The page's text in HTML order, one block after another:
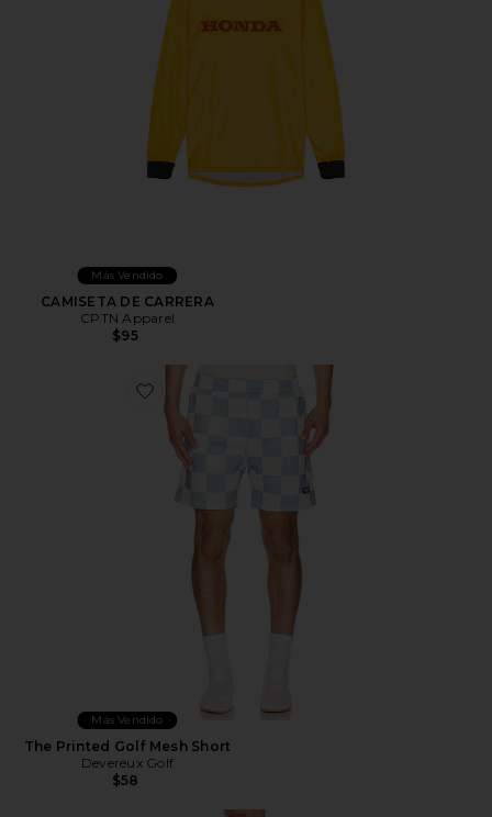
Más Vendido
CAMISETA DE CARRERA
CPTN Apparel
$95
Favorite The Printed Golf Mesh Short
Más Vendido
The Printed Golf Mesh Short
Devereux Golf
$58